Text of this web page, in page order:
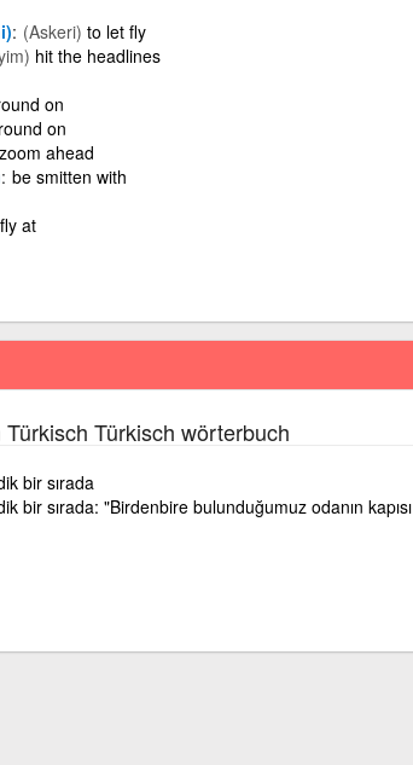
(Askeri) to let fly
hit the headlines
on
round on
zoom ahead
be smitten with
fly at
Türkisch wörterbuch
bir sırada
bir sırada: "Birdenbire bulunduğumuz odanın kapısı